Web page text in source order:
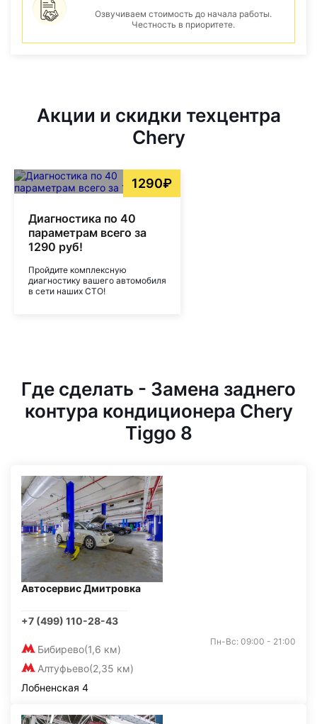
Озвучиваем стоимость до начала работы.
Честность в приоритете.
Акции и скидки техцентра
Chery
1290₽
Диагностика по 40
параметрам всего за
1290 руб!
Пройдите комплексную
диагностику вашего автомобиля
в сети наших СТО!
Где сделать - Замена заднего
контура кондиционера Chery
Tiggo 8
Автосервис Дмитровка
+7 (499) 110-28-43
Бибирево(1,6 км)
Алтуфьево(2,35 км)
Пн-Вс: 09:00 - 21:00
Лобненская 4